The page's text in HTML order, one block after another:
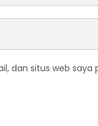
dan situs web